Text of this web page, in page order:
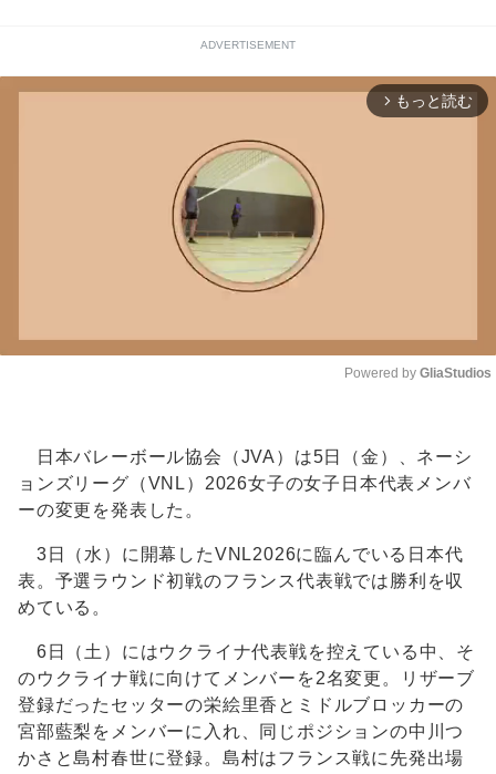
ADVERTISEMENT
arrow_forward_ios もっと読む
Powered by GliaStudios
日本バレーボール協会（JVA）は5日（金）、ネーシ
ョンズリーグ（VNL）2026女子の女子日本代表メンバ
ーの変更を発表した。
3日（水）に開幕したVNL2026に臨んでいる日本代
表。予選ラウンド初戦のフランス代表戦では勝利を収
めている。
6日（土）にはウクライナ代表戦を控えている中、そ
のウクライナ戦に向けてメンバーを2名変更。リザーブ
登録だったセッターの栄絵里香とミドルブロッカーの
宮部藍梨をメンバーに入れ、同じポジションの中川つ
かさと島村春世に登録。島村はフランス戦に先発出場